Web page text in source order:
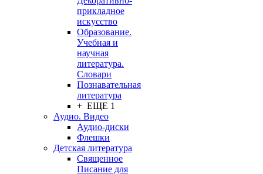
прикладное
искусство
Образование.
Учебная и
научная
литература.
Словари
Познавательная
литература
+ ЕЩЕ 1
Аудио. Видео
Аудио-диски
Флешки
Детская литература
Священное
Писание для